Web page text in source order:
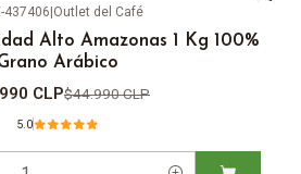
437406|Outlet del Café
Alto Amazonas 1 Kg 100%
Arábico
CLP$44.990 CLP
5.0